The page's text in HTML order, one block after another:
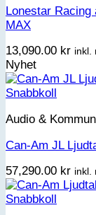
Lonestar
MAX
13,090.00 kr inkl.
Nyhet
Snabbkoll
Audio &
Can-Am JL
57,290.00 kr inkl.
Snabbkoll